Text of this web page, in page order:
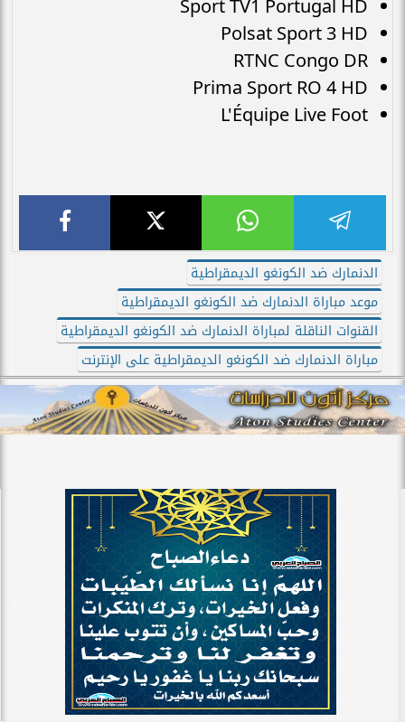
Sport TV1 Portugal HD
Polsat Sport 3 HD
RTNC Congo DR
Prima Sport RO 4 HD
L'Équipe Live Foot
الدنمارك ضد الكونغو الديمقراطية
موعد مباراة الدنمارك ضد الكونغو الديمقراطية
القنوات الناقلة لمباراة الدنمارك ضد الكونغو الديمقراطية
مباراة الدنمارك ضد الكونغو الديمقراطية على الإنترنت